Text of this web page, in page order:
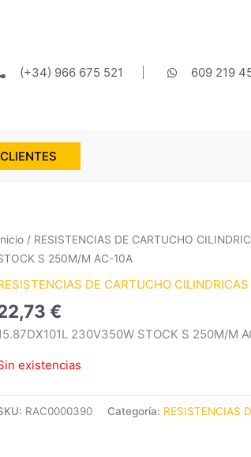
(+34) 966 675 521
609 219
CLIENTES
/ RESISTENCIAS DE CARTUCHO
S 250M/M AC-10A
DE CARTUCHO CILINDRICAS
€
230V350W STOCK S 250M/M
existencias
RAC0000390 Categoría: RESISTENCIAS